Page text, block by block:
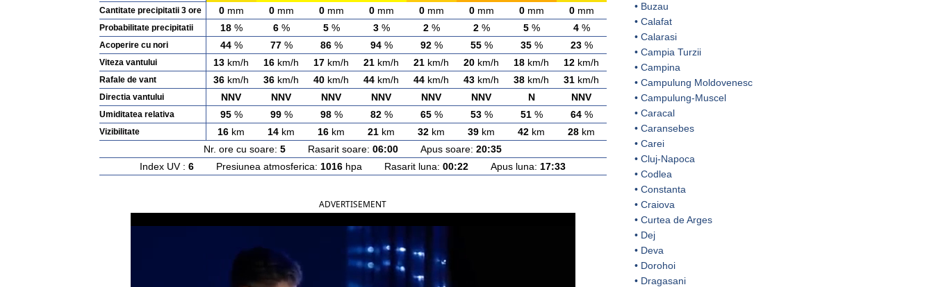
Cantitate precipitatii 3 ore 0mm 0mm 0mm 0mm 0mm 0mm 0mm 0mm
Probabilitate precipitatii 18% 6% 5% 3% 2% 2% 5% 4%
Acoperire cu nori 44% 77% 86% 94% 92% 55% 35% 23%
Viteza vantului 13 km/h 16 km/h 17 km/h 21 km/h 21 km/h 20 km/h 18 km/h 12 km/h
Rafale de vant 36 km/h 36 km/h 40 km/h 44 km/h 44 km/h 43 km/h 38 km/h 31 km/h
Directia vantului NNV NNV NNV NNV NNV NNV N NNV
Umiditatea relativa 95% 99% 98% 82% 65% 53% 51% 64%
Vizibilitate 16 km 14 km 16 km 21 km 32 km 39 km 42 km 28 km
Nr. ore cu soare: 5 Rasarit soare: 06:00 Apus soare: 20:35
Index UV : 6 Presiunea atmosferica: 1016 hpa Rasarit luna: 00:22 Apus luna: 17:33
ADVERTISEMENT
• Buzau
• Calafat
• Calarasi
• Campia Turzii
• Campina
• Campulung Moldovenesc
• Campulung-Muscel
• Caracal
• Caransebes
• Carei
• Cluj-Napoca
• Codlea
• Constanta
• Craiova
• Curtea de Arges
• Dej
• Deva
• Dorohoi
• Dragasani